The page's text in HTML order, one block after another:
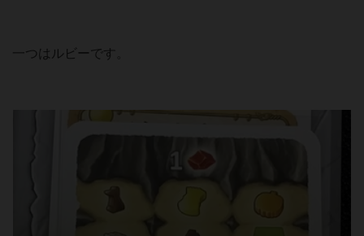
一つはルビーです。